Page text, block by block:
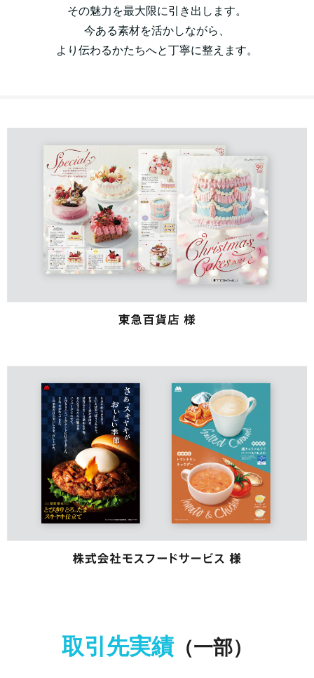
その魅力を最大限に引き出します。
今ある素材を活かしながら、
より伝わるかたちへと丁寧に整えます。
取引先実績（一部）